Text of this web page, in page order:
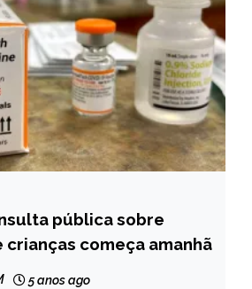
pública sobre
crianças começa amanhã
5 anos ago